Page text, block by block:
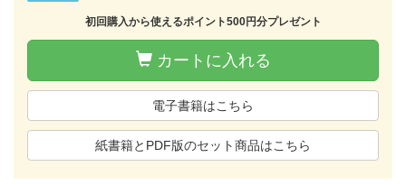
初回購入から使えるポイント500円分プレゼント
カートに入れる
電子書籍はこちら
紙書籍とPDF版のセット商品はこちら